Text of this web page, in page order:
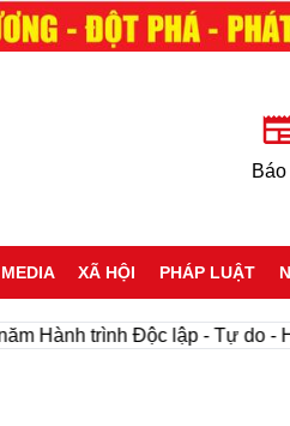
Báo
MEDIA XÃ HỘI PHÁP LUẬT
trình Độc lập - Tự do - Hạnh